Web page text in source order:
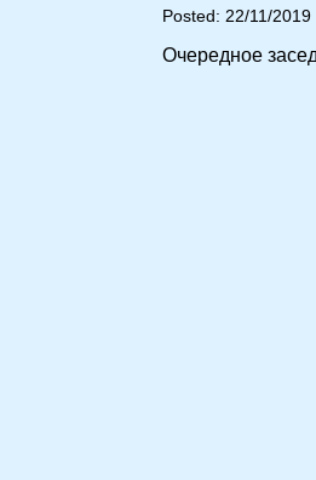
Posted: 22/11/2019
Очередное